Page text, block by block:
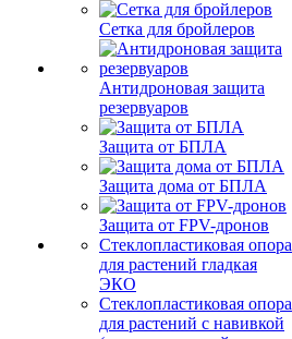
Сетка для бройлеров
Антидроновая защита
резервуаров
Защита от БПЛА
Защита дома от БПЛА
Защита от FPV-дронов
Стеклопластиковая опора
для растений гладкая
ЭКО
Стеклопластиковая опора
для растений с навивкой